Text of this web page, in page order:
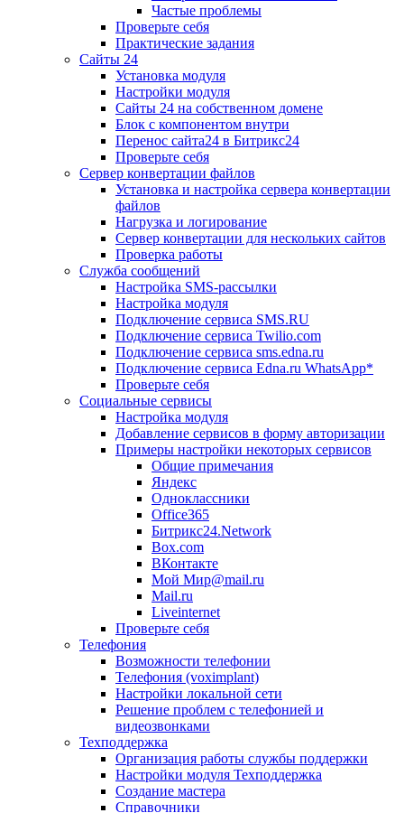
Частые проблемы
Проверьте себя
Практические задания
Сайты 24
Установка модуля
Настройки модуля
Сайты 24 на собственном домене
Блок с компонентом внутри
Перенос сайта24 в Битрикс24
Проверьте себя
Сервер конвертации файлов
Установка и настройка сервера конвертации
файлов
Нагрузка и логирование
Сервер конвертации для нескольких сайтов
Проверка работы
Служба сообщений
Настройка SMS-рассылки
Настройка модуля
Подключение сервиса SMS.RU
Подключение сервиса Twilio.com
Подключение сервиса sms.edna.ru
Подключение сервиса Edna.ru WhatsApp*
Проверьте себя
Социальные сервисы
Настройка модуля
Добавление сервисов в форму авторизации
Примеры настройки некоторых сервисов
Общие примечания
Яндекс
Одноклассники
Office365
Битрикс24.Network
Box.com
ВКонтакте
Мой Мир@mail.ru
Mail.ru
Liveinternet
Проверьте себя
Телефония
Возможности телефонии
Телефония (voximplant)
Настройки локальной сети
Решение проблем с телефонией и
видеозвонками
Техподдержка
Организация работы службы поддержки
Настройки модуля Техподдержка
Создание мастера
Справочники